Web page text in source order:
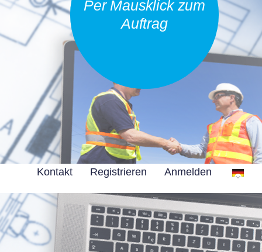
Per Mausklick zum
Auftrag
Kontakt Registrieren Anmelden